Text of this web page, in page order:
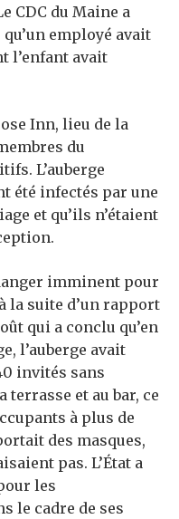
CDC du Maine a
employé avait
l’enfant avait
Inn, lieu de la
du
L’auberge
été infectés par une
et qu’ils n’étaient
imminent pour
la suite d’un rapport
qui a conclu qu’en
l’auberge avait
invités sans
et au bar, ce
à plus de
des masques,
pas. L’État a
les
le cadre de ses